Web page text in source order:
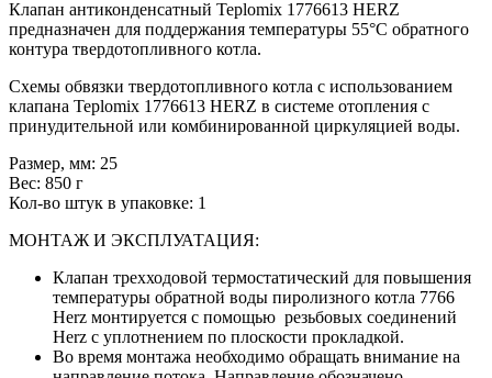
Клапан антиконденсатный Teplomix 1776613 HERZ
предназначен для поддержания температуры 55°С обратного
контура твердотопливного котла.
Схемы обвязки твердотопливного котла с использованием
клапана Teplomix 1776613 HERZ в системе отопления с
принудительной или комбинированной циркуляцией воды.
Размер, мм: 25
Вес: 850 г
Кол-во штук в упаковке: 1
МОНТАЖ И ЭКСПЛУАТАЦИЯ:
Клапан трехходовой термостатический для повышения
температуры обратной воды пиролизного котла 7766
Herz монтируется с помощью резьбовых соединений
Herz c уплотнением по плоскости прокладкой.
Во время монтажа необходимо обращать внимание на